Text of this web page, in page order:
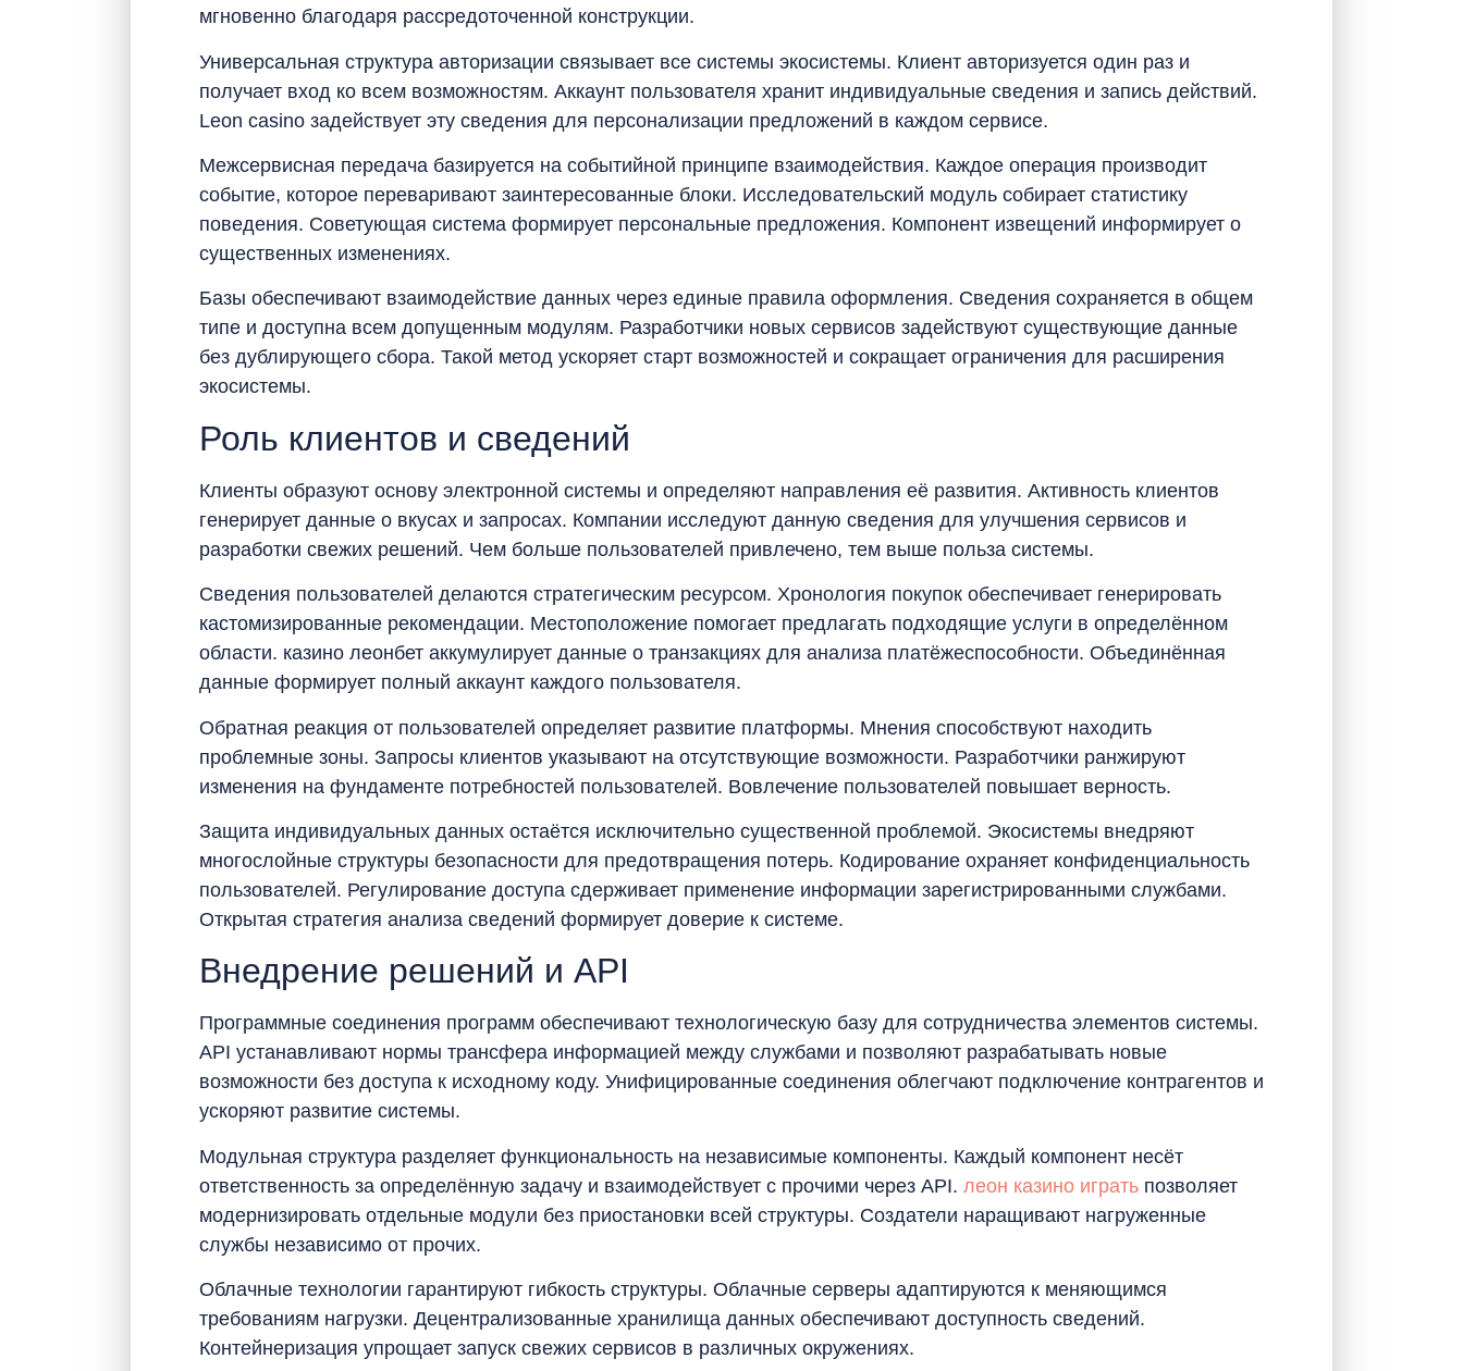
мгновенно благодаря рассредоточенной конструкции.
Универсальная структура авторизации связывает все системы экосистемы. Клиент авторизуется один раз и
получает вход ко всем возможностям. Аккаунт пользователя хранит индивидуальные сведения и запись действий.
Leon casino задействует эту сведения для персонализации предложений в каждом сервисе.
Межсервисная передача базируется на событийной принципе взаимодействия. Каждое операция производит
событие, которое переваривают заинтересованные блоки. Исследовательский модуль собирает статистику
поведения. Советующая система формирует персональные предложения. Компонент извещений информирует о
существенных изменениях.
Базы обеспечивают взаимодействие данных через единые правила оформления. Сведения сохраняется в общем
типе и доступна всем допущенным модулям. Разработчики новых сервисов задействуют существующие данные
без дублирующего сбора. Такой метод ускоряет старт возможностей и сокращает ограничения для расширения
экосистемы.
Роль клиентов и сведений
Клиенты образуют основу электронной системы и определяют направления её развития. Активность клиентов
генерирует данные о вкусах и запросах. Компании исследуют данную сведения для улучшения сервисов и
разработки свежих решений. Чем больше пользователей привлечено, тем выше польза системы.
Сведения пользователей делаются стратегическим ресурсом. Хронология покупок обеспечивает генерировать
кастомизированные рекомендации. Местоположение помогает предлагать подходящие услуги в определённом
области. казино леонбет аккумулирует данные о транзакциях для анализа платёжеспособности. Объединённая
данные формирует полный аккаунт каждого пользователя.
Обратная реакция от пользователей определяет развитие платформы. Мнения способствуют находить
проблемные зоны. Запросы клиентов указывают на отсутствующие возможности. Разработчики ранжируют
изменения на фундаменте потребностей пользователей. Вовлечение пользователей повышает верность.
Защита индивидуальных данных остаётся исключительно существенной проблемой. Экосистемы внедряют
многослойные структуры безопасности для предотвращения потерь. Кодирование охраняет конфиденциальность
пользователей. Регулирование доступа сдерживает применение информации зарегистрированными службами.
Открытая стратегия анализа сведений формирует доверие к системе.
Внедрение решений и API
Программные соединения программ обеспечивают технологическую базу для сотрудничества элементов системы.
API устанавливают нормы трансфера информацией между службами и позволяют разрабатывать новые
возможности без доступа к исходному коду. Унифицированные соединения облегчают подключение контрагентов и
ускоряют развитие системы.
Модульная структура разделяет функциональность на независимые компоненты. Каждый компонент несёт
ответственность за определённую задачу и взаимодействует с прочими через API. леон казино играть позволяет
модернизировать отдельные модули без приостановки всей структуры. Создатели наращивают нагруженные
службы независимо от прочих.
Облачные технологии гарантируют гибкость структуры. Облачные серверы адаптируются к меняющимся
требованиям нагрузки. Децентрализованные хранилища данных обеспечивают доступность сведений.
Контейнеризация упрощает запуск свежих сервисов в различных окружениях.